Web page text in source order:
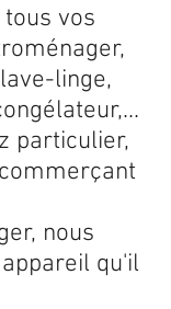
vos
linge,
particulier,
nous
qu'il